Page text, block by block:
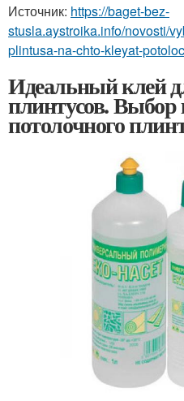
Источник: https://baget-bez-
stusla.aystroika.info/novosti/
plintusa-na-chto-kleyat-
Идеальный клей
плинтусов. Выбор
потолочного